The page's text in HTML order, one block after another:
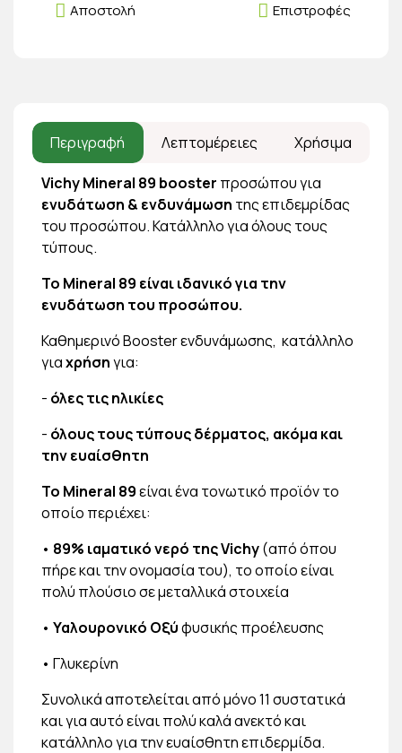
Επιστροφές
Αποστολή
Περιγραφή Λεπτομέρειες Χρήσιμα
Vichy Mineral 89 booster προσώπου για
ενυδάτωση & ενδυνάμωση της επιδεμρίδας
του προσώπου. Κατάλληλο για όλους τους
τύπους.
Το Mineral 89 είναι ιδανικό για την
ενυδάτωση του προσώπου.
Καθημερινό Booster ενδυνάμωσης, κατάλληλο
γιαχρήσηγια:
- όλες τις ηλικίες
- όλους τους τύπους δέρματος, ακόμα και
την ευαίσθητη
Το Mineral 89είναι ένα τονωτικό προϊόν το
οποίο περιέχει:
• 89% ιαματικό νερό τηςVichy(από όπου
πήρε και την ονομασία του), το οποίο είναι
πολύ πλούσιο σε μεταλλικά στοιχεία
• Υαλουρονικό Οξύφυσικής προέλευσης
• Γλυκερίνη
Συνολικά αποτελείται από μόνο 11 συστατικά
και για αυτό είναι πολύ καλά ανεκτό και
κατάλληλο για την ευαίσθητη επιδερμίδα.